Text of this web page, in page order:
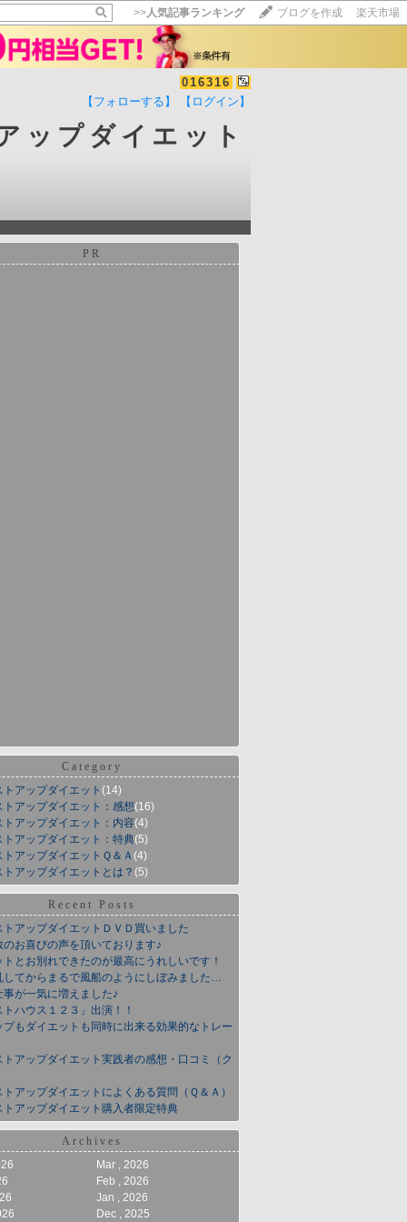
>>人気記事ランキング ブログを作成 楽天市場
016316
【フォローする】 【ログイン】
ップダイエット
PR
Category
アップダイエット (14)
トアップダイエット：感想(16)
トアップダイエット：内容(4)
トアップダイエット：特典(5)
アップダイエットＱ＆Ａ (4)
アップダイエットとは？ (5)
Recent Posts
トアップダイエットＤＶＤ買いました
のお喜びの声を頂いております♪
とお別れできたのが最高にうれしいです！
してからまるで風船のようにしぼみました…
事が一気に増えました♪
トハウス１２３」出演！！
プもダイエットも同時に出来る効果的なトレー
トアップダイエット実践者の感想・口コミ（ク
アップダイエットによくある質問（Ｑ＆Ａ）
トアップダイエット購入者限定特典
Archives
Mar , 2026
Feb , 2026
Jan , 2026
Dec , 2025